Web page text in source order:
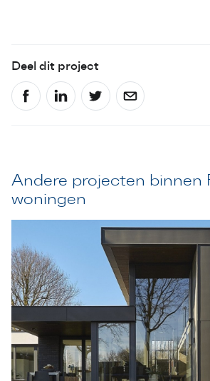
Deel dit project
Andere projecten binnen
woningen